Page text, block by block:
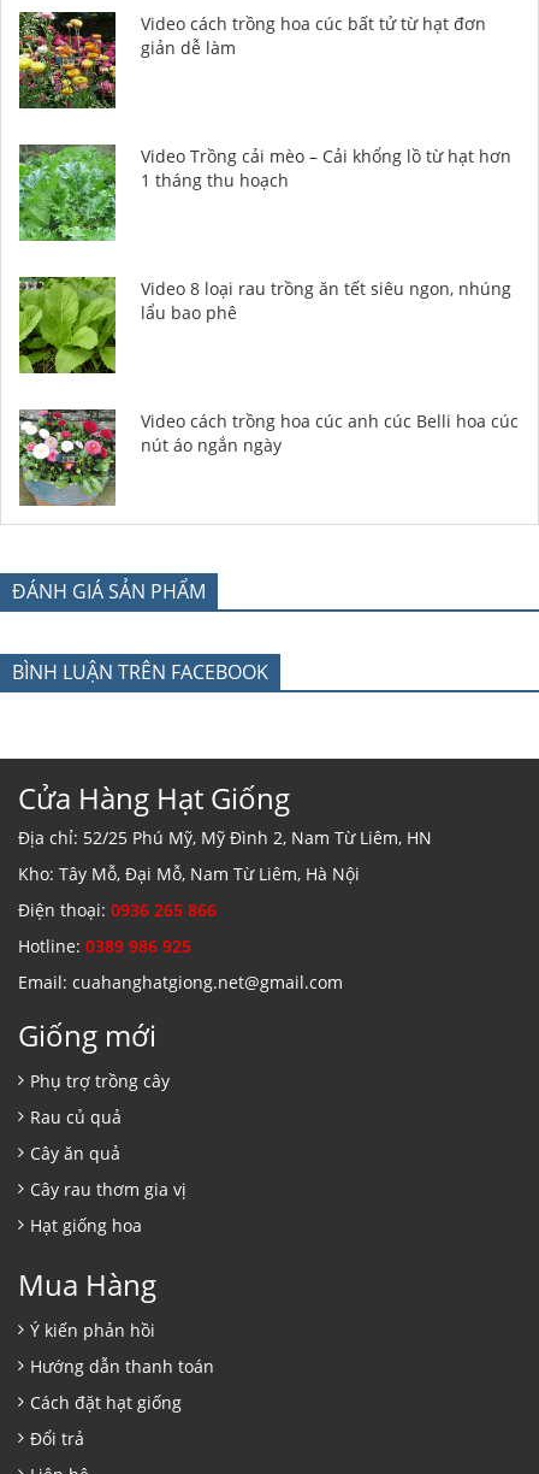
Video cách trồng hoa cúc bất tử từ hạt đơn
giản dễ làm
Video Trồng cải mèo – Cải khổng lồ từ hạt hơn
1 tháng thu hoạch
Video 8 loại rau trồng ăn tết siêu ngon, nhúng
lẩu bao phê
Video cách trồng hoa cúc anh cúc Belli hoa cúc
nút áo ngắn ngày
ĐÁNH GIÁ SẢN PHẨM
BÌNH LUẬN TRÊN FACEBOOK
Cửa Hàng Hạt Giống
Địa chỉ: 52/25 Phú Mỹ, Mỹ Đình 2, Nam Từ Liêm, HN
Kho: Tây Mỗ, Đại Mỗ, Nam Từ Liêm, Hà Nội
Điện thoại: 0936 265 866
Hotline: 0389 986 925
Email: cuahanghatgiong.net@gmail.com
Giống mới
Phụ trợ trồng cây
Rau củ quả
Cây ăn quả
Cây rau thơm gia vị
Hạt giống hoa
Mua Hàng
Ý kiến phản hồi
Hướng dẫn thanh toán
Cách đặt hạt giống
Đổi trả